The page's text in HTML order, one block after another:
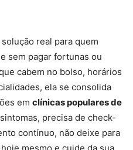
real para quem
sem pagar fortunas ou
cabem no bolso, horários
ela se consolida
em clínicas populares de
precisa de check-
contínuo, não deixe para